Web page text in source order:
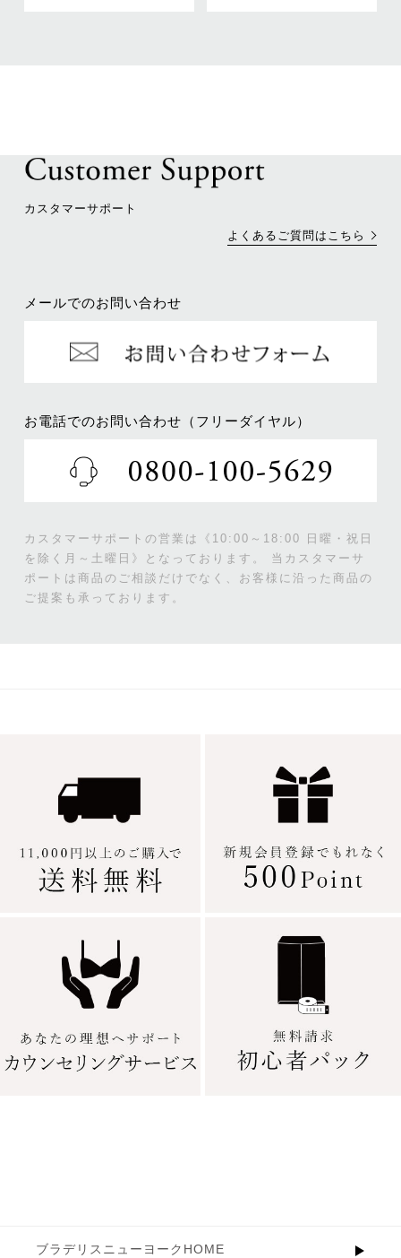
カスタマーサポート
よくあるご質問はこちら
メールでのお問い合わせ
お電話でのお問い合わせ（フリーダイヤル）
カスタマーサポートの営業は《10:00～18:00 日曜・祝日
を除く月～土曜日》となっております。
当カスタマーサ
ポートは商品のご相談だけでなく、お客様に沿った商品の
ご提案も承っております。
ブラデリスニューヨークHOME